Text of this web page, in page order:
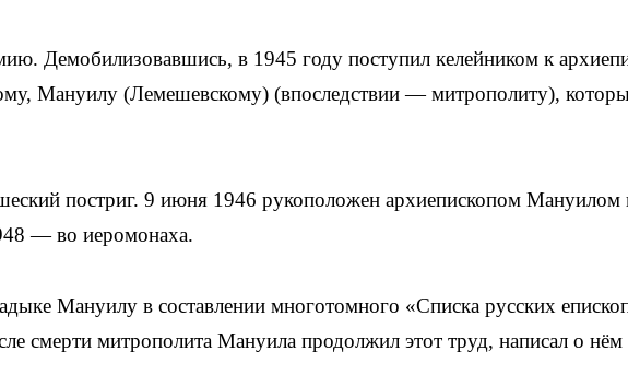
Демобилизовавшись, в 1945 году поступил келейником к
Мануилу (Лемешевскому) (впоследствии — митрополиту),
постриг. 9 июня 1946 рукоположен архиепископом Мануилом
— во иеромонаха.
Мануилу в составлении многотомного «Списка русских
смерти митрополита Мануила продолжил этот труд, написал о нём